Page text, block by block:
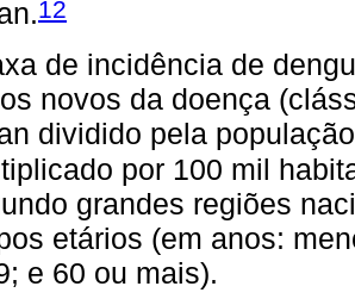
12
de incidência de
novos da doença
dividido pela
por 100 mil
grandes regiões
etários (em anos:
e 60 ou mais).